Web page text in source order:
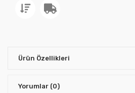
Ürün Özellikleri
Yorumlar (0)